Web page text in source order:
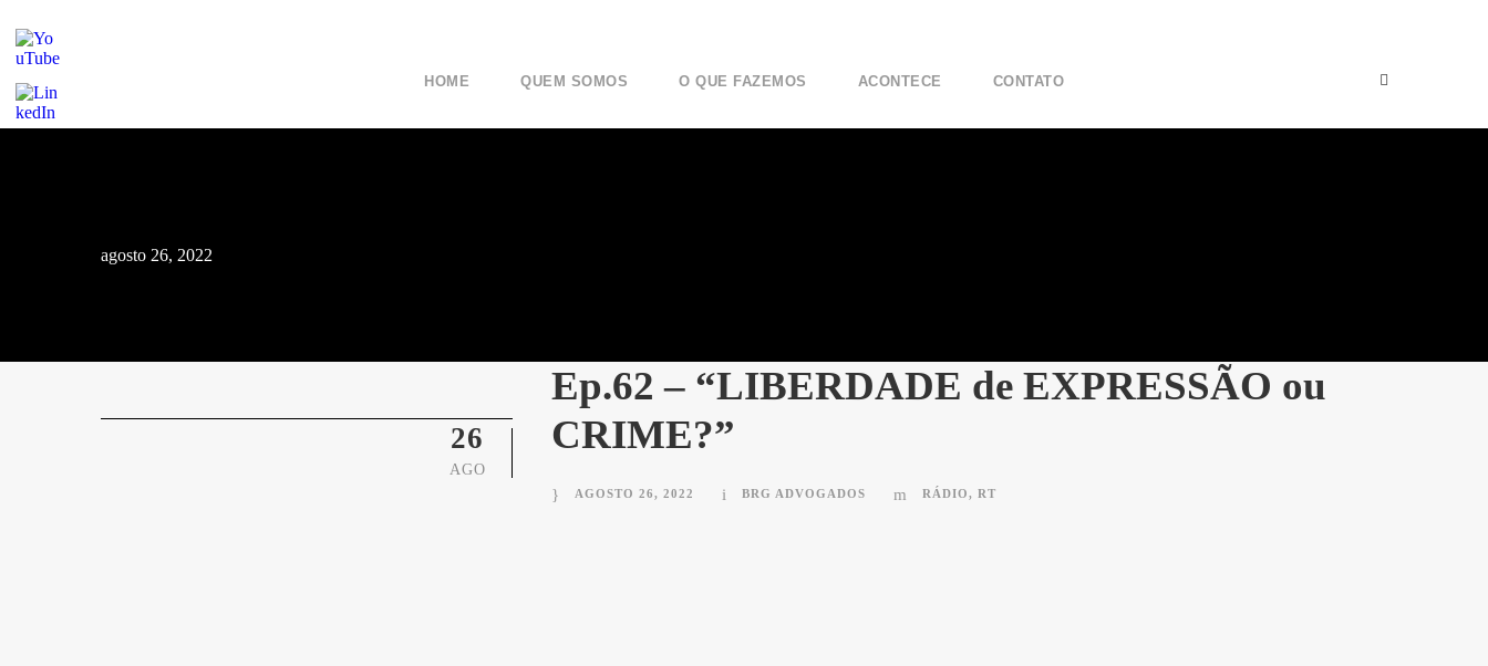
HOME QUEM SOMOS O QUE FAZEMOS ACONTECE CONTATO
agosto 26, 2022
26
AGO
Ep.62 – “LIBERDADE de EXPRESSÃO ou
CRIME?”
AGOSTO 26, 2022 BRG ADVOGADOS RÁDIO, RT